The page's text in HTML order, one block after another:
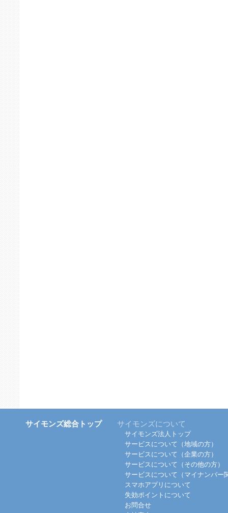
サイモンズ総合トップ サイモンズについて
サイモンズ法人トップ
サービスについて（地域の方）
サービスについて（企業の方）
サービスについて（その他の方）
サービスについて（マイナンバー
スマホアプリについて
失効ポイントについて
お問合せ